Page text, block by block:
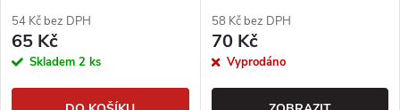
54 Kč bez DPH
65 Kč
Skladem 2 ks
58 Kč bez DPH
70 Kč
Vyprodáno